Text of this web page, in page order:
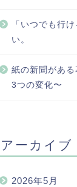
「いつでも行
い。
紙の新聞があ
3つの変化〜
アーカイブ
2026年5月